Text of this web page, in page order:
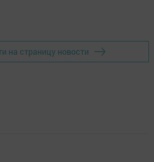
на страницу новости